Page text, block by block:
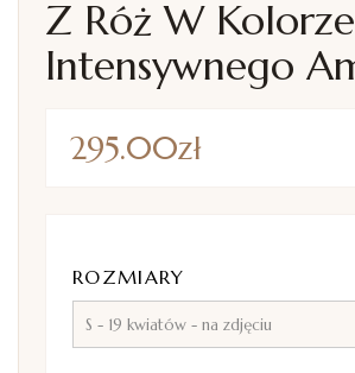
Z Róż W Kolorze
Intensywnego
295.00zł
ROZMIARY